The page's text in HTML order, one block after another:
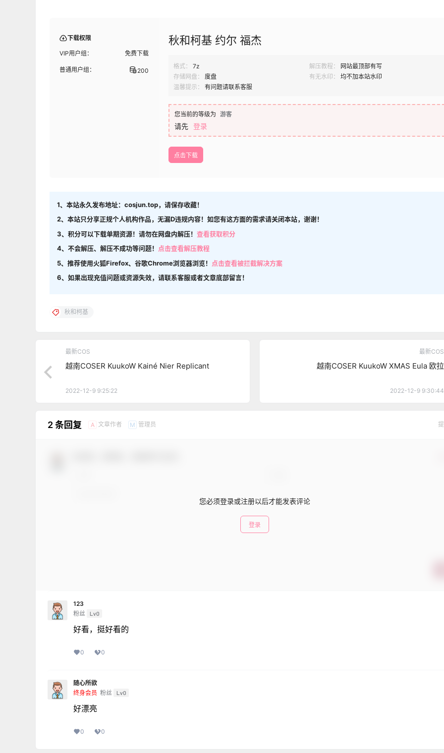
下载权限
VIP用户组： 免费下载
普通用户组： 200
秋和柯基 约尔 福杰
格式： 7z 解压教程：
网站最顶部有写
存储网盘：
度盘 有无水印：
均不加本站水印
温馨提示：
有问题请联系客服
您当前的等级为 游客
请先 登录
点击下载
1、本站永久发布地址：cosjun.top，请保存收藏！
2、本站只分享正规个人机构作品，无漏D违规内容！如您有这方面的需求请关闭本站，谢谢！
3、积分可以下载单期资源！请勿在网盘内解压！ 查看获取积分
4、不会解压、解压不成功等问题！
点击查看解压教程
5、推荐使用火狐Firefox、谷歌Chrome浏览器浏览！
点击查看被拦截解决方案
6、如果出现充值问题或资源失效，请联系客服或者文章底部留言！
秋和柯基
最新COS
越南COSER KuukoW Kainé Nier Replicant
2022-12-9 9:25:22
最新COS
越南COSER KuukoW XMAS Eula 欧拉
2022-12-9 9:30:44
2 条回复 A 文章作者 M 管理员
您必须登录或注册以后才能发表评论
登录
123
粉丝
Lv0
好看，挺好看的
0 0
随心所欲
终身会员 粉丝 Lv0
好漂亮
0 0